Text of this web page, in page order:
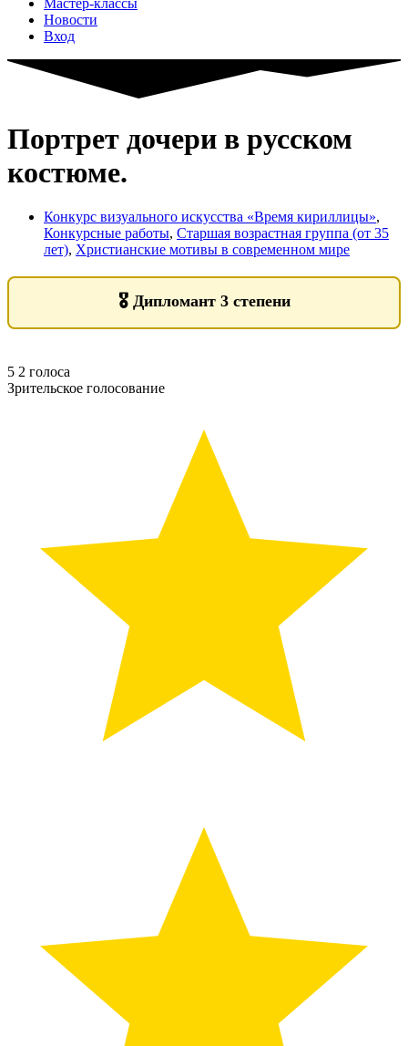
Мастер-классы
Новости
Вход
Портрет дочери в русском
костюме.
Конкурс визуального искусства «Время кириллицы»,
Конкурсные работы, Старшая возрастная группа (от 35
лет), Христианские мотивы в современном мире
🎖️ Дипломант 3 степени
5 2 голоса
Зрительское голосование